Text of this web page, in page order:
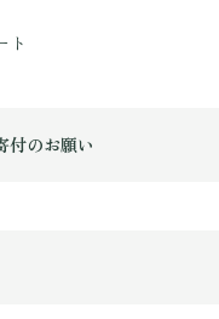
ト
付のお願い